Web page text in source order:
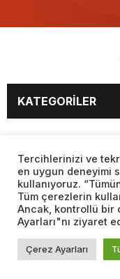
KATEGORİLER
EĞİTİM
YAŞAM
MAGAZİN
TEKNOLOJİ
BİYOGRAFİLER
SAYFALAR
BURÇLAR
CANLI SONUÇLAR
FİKSTÜR
FİRMA REHBERİ
Web sitemizde yer
kaynak gösterilerek
izinsiz olarak
Tercihlerinizi ve
en uygun deneyimi
kullanıyoruz.
Tüm çerezlerin
Ancak, kontrollü bir
Ayarları"nı ziyaret
Çerez Ayarları